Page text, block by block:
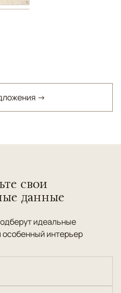
→
свои
данные
идеальные
интерьер